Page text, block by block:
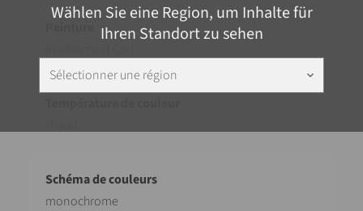
Wählen Sie eine Region, um Inhalte für
Ihren Standort zu sehen
Sélectionner une région keyboard_arrow_down
monochrome